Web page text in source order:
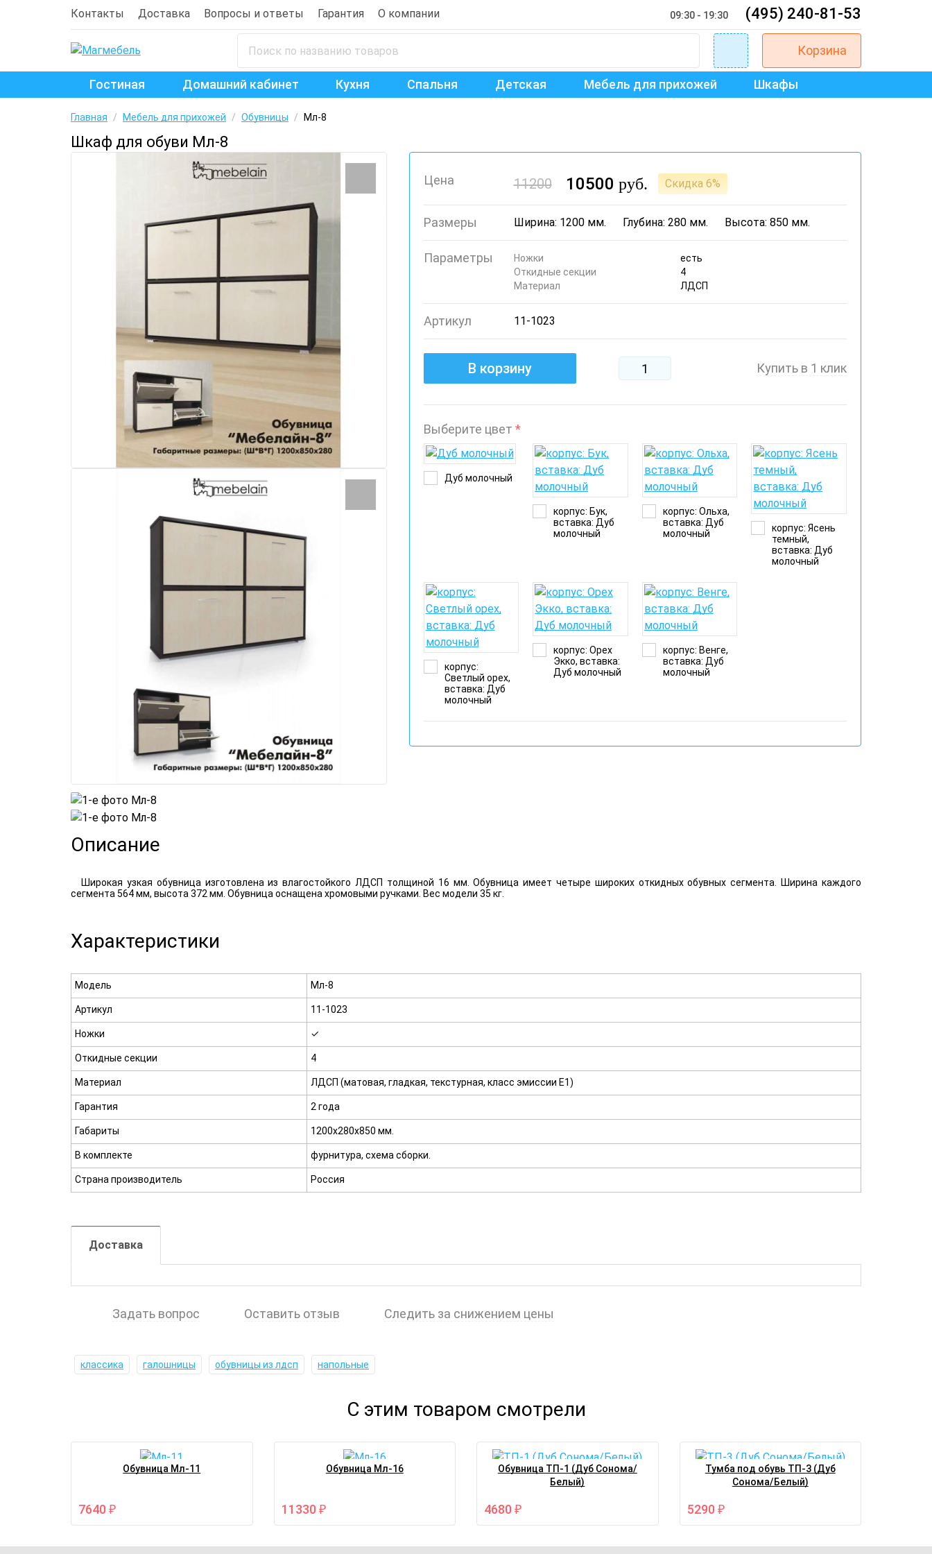
Контакты Доставка Вопросы и ответы Гарантия О компании 09:30 - 19:30 (495) 240-81-53
Корзина
Гостиная Домашний кабинет Кухня Спальня Детская Мебель для прихожей Шкафы
Главная / Мебель для прихожей / Обувницы / Мл-8
Шкаф для обуви Мл-8
Цена 11200 10500 руб. Скидка 6%
Размеры Ширина: 1200 мм. Глубина: 280 мм. Высота: 850 мм.
Параметры Ножки
есть
Откидные секции
4
Материал
ЛДСП
Артикул 11-1023
В корзину Купить в 1 клик
Выберите цвет *
Дуб молочный
корпус: Бук,
вставка: Дуб
молочный
корпус: Ольха,
вставка: Дуб
молочный
корпус: Ясень
темный,
вставка: Дуб
молочный
корпус:
Светлый орех,
вставка: Дуб
молочный
корпус: Орех
Экко, вставка:
Дуб молочный
корпус: Венге,
вставка: Дуб
молочный
Описание
Широкая узкая обувница изготовлена из влагостойкого ЛДСП толщиной 16 мм. Обувница имеет четыре широких откидных обувных сегмента. Ширина каждого
сегмента 564 мм, высота 372 мм. Обувница оснащена хромовыми ручками. Вес модели 35 кг.
Характеристики
Модель Мл-8
Артикул 11-1023
Ножки ✓
Откидные секции 4
Материал ЛДСП (матовая, гладкая, текстурная, класс эмиссии E1)
Гарантия 2 года
Габариты 1200х280х850 мм.
В комплекте фурнитура, схема сборки.
Страна производитель Россия
Доставка
Задать вопрос Оставить отзыв Следить за снижением цены
классика галошницы обувницы из лдсп напольные
С этим товаром смотрели
Обувница Мл-11
7640 ₽
Обувница Мл-16
11330 ₽
Обувница ТП-1 (Дуб Сонома/
Белый)
4680 ₽
Тумба под обувь ТП-3 (Дуб
Сонома/Белый)
5290 ₽